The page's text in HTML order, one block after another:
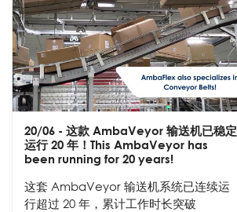
20/06 - 这款 AmbaVeyor 输送机已稳定
运行 20 年！This AmbaVeyor has
been running for 20 years!
这套 AmbaVeyor 输送机系统已连续运
行超过 20 年，累计工作时长突破